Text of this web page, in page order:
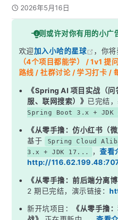
2026年5月16日
一则或许对你有用的小广
欢迎加入小哈的星球 ，你将
（4个项目都能学） / 1v1 提
路线 / 社群讨论 / 学习打卡 /
《Spring AI 项目实战（
服、联网搜索）》 已完结
Spring Boot 3.x +
《从零手撸：仿小红书（
基于
Spring Cloud
3.x + JDK 17...
，查看
http://
《从零手撸：前后端分离
2 期已完结，演示链接：
新开坑项目：
《从零手撸